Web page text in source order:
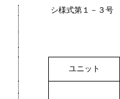
シ様式第１－３号
ユニット